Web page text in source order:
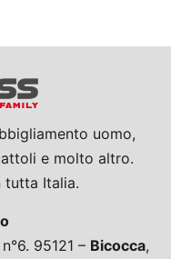
uomo,
e molto altro.
tutta Italia.
95121 – Bicocca,